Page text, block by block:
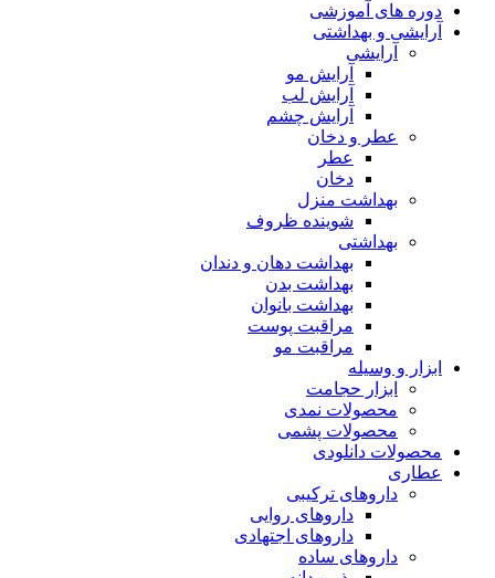
دوره های آموزشی
آرایشی و بهداشتی
آرایشی
آرایش مو
آرایش لب
آرایش چشم
عطر و دخان
عطر
دخان
بهداشت منزل
شوینده ظروف
بهداشتی
بهداشت دهان و دندان
بهداشت بدن
بهداشت بانوان
مراقبت پوست
مراقبت مو
ابزار و وسیله
ابزار حجامت
محصولات نمدی
محصولات پشمی
محصولات دانلودی
عطاری
داروهای ترکیبی
داروهای روایی
داروهای اجتهادی
داروهای ساده